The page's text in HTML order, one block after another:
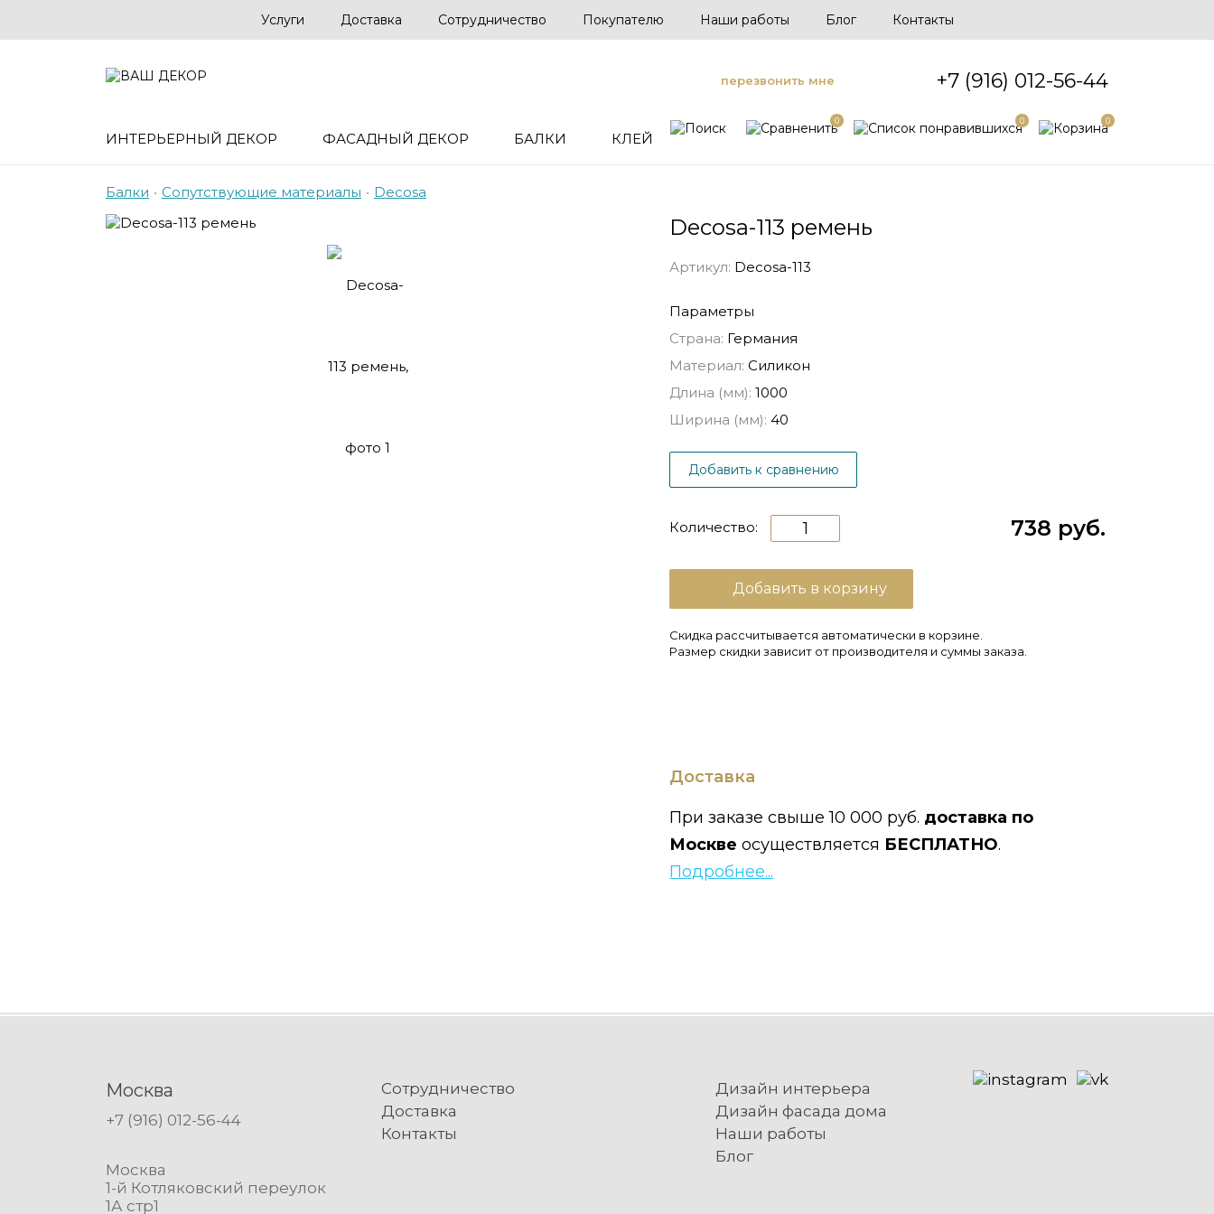
Услуги Доставка Сотрудничество Покупателю Наши работы Блог Контакты
перезвонить мне +7 (916) 012-56-44
ИНТЕРЬЕРНЫЙ ДЕКОР ФАСАДНЫЙ ДЕКОР БАЛКИ КЛЕЙ
0 0 0
Балки • Сопутствующие материалы • Decosa
Decosa-113 ремень
Артикул: Decosa-113
Параметры
Страна: Германия
Материал: Силикон
Длина (мм): 1000
Ширина (мм): 40
Добавить к сравнению
738 руб.
Количество:
Добавить в корзину
Скидка рассчитывается автоматически в корзине.
Размер скидки зависит от производителя и суммы заказа.
Доставка
При заказе свыше 10 000 руб. доставка по
Москве осуществляется БЕСПЛАТНО.
Подробнее...
Москва
+7 (916) 012-56-44
Москва
1-й Котляковский переулок
1А стр1
Сотрудничество
Доставка
Контакты
Дизайн интерьера
Дизайн фасада дома
Наши работы
Блог